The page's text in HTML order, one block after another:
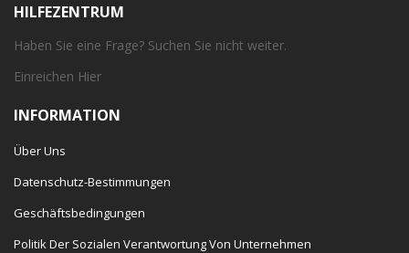
HILFEZENTRUM
Haben Sie eine Frage? Suchen Sie nicht weiter.
Einreichen Hier
INFORMATION
Über Uns
Datenschutz-Bestimmungen
Geschäftsbedingungen
Politik Der Sozialen Verantwortung Von Unternehmen